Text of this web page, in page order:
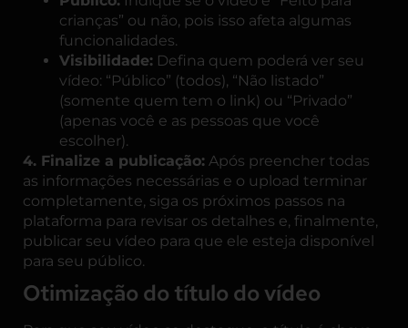
crianças” ou não, pois isso afeta algumas
funcionalidades.
Visibilidade: Defina quem poderá ver seu
vídeo: “Público” (todos), “Não listado”
(somente quem tem o link) ou “Privado”
(apenas você e as pessoas que você
escolher).
4. Finalize a publicação: Após preencher todas
as informações necessárias e o upload terminar
completamente, siga os próximos passos na
plataforma para revisar os detalhes e, finalmente,
publicar seu vídeo para que ele esteja disponível
para seu público.
Otimização do título do vídeo